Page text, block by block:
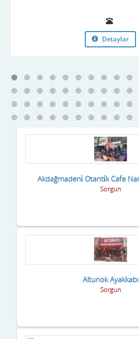
Detaylar
Akdağmadeni̇ Otanti̇k Cafe
Sorgun
Altunok Ayakkabı
Sorgun